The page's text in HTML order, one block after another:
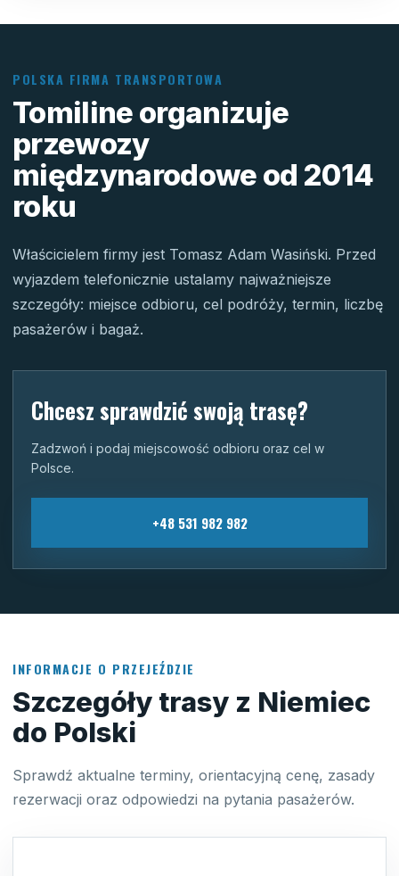
POLSKA FIRMA TRANSPORTOWA
Tomiline organizuje
przewozy
międzynarodowe od 2014
roku
Właścicielem firmy jest Tomasz Adam Wasiński. Przed
wyjazdem telefonicznie ustalamy najważniejsze
szczegóły: miejsce odbioru, cel podróży, termin, liczbę
pasażerów i bagaż.
Chcesz sprawdzić swoją trasę?
Zadzwoń i podaj miejscowość odbioru oraz cel w
Polsce.
+48 531 982 982
INFORMACJE O PRZEJEŹDZIE
Szczegóły trasy z Niemiec
do Polski
Sprawdź aktualne terminy, orientacyjną cenę, zasady
rezerwacji oraz odpowiedzi na pytania pasażerów.